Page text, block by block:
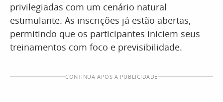
privilegiadas com um cenário natural
estimulante. As inscrições já estão abertas,
permitindo que os participantes iniciem seus
treinamentos com foco e previsibilidade.
CONTINUA APÓS A PUBLICIDADE